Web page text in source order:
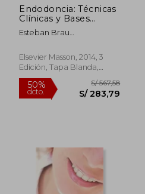
55%
dcto.
S/ 1.746,03
S/ 785,71
Endodoncia: Técnicas
Clínicas y Bases
Científicas
Esteban Brau
Canalda Sahli
Elsevier Masson, 2014, 3
Edición, Tapa Blanda,
Nuevo